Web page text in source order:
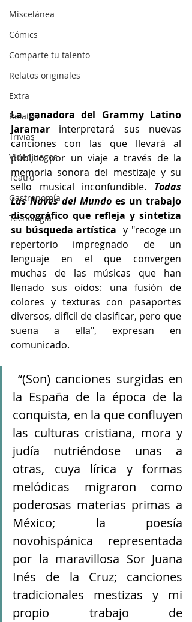
Miscelánea
Cómics
Comparte tu talento
Relatos originales
Extra
Relatos
Trivias
Videojuegos
Teatro
Gastronomía
Tecnología
La ganadora del Grammy Latino
Jaramar interpretará sus nuevas
canciones con las que llevará al
público por un viaje a través de la
memoria sonora del mestizaje y su
sello musical inconfundible. Todas
Las Naves del Mundo es un trabajo
discográfico que refleja y sintetiza
su búsqueda artística
  y "recoge un
repertorio impregnado de un
lenguaje en el que convergen
muchas de las músicas que han
llenado sus oídos: una fusión de
colores y texturas con pasaportes
diversos, difícil de clasificar, pero que
suena a ella", expresan en
comunicado.
la España de la época de la
conquista, en la que confluyen
las culturas cristiana, mora y
judía nutriéndose unas a
otras, cuya lírica y formas
melódicas migraron como
poderosas materias primas a
México; la poesía
novohispánica representada
por la maravillosa Sor Juana
Inés de la Cruz; canciones
tradicionales mestizas y mi
propio trabajo de